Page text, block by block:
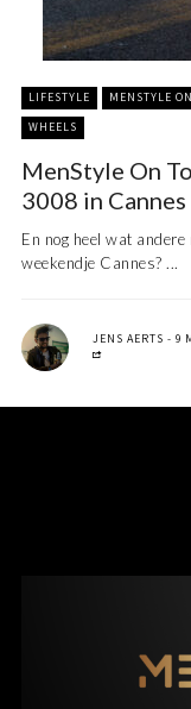
LIFESTYLE MENSTYLE
WHEELS
MenStyle On
3008 in Cannes
En nog heel wat
weekendje Cannes? ...
JENS AERTS 9